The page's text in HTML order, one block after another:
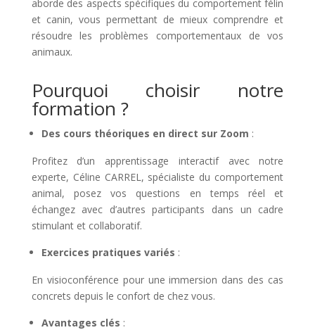
aborde des aspects spécifiques du comportement félin
et canin, vous permettant de mieux comprendre et
résoudre les problèmes comportementaux de vos
animaux.
Pourquoi choisir notre
formation ?
Des cours théoriques en direct sur Zoom :
Profitez d’un apprentissage interactif avec notre
experte, Céline CARREL, spécialiste du comportement
animal, posez vos questions en temps réel et
échangez avec d’autres participants dans un cadre
stimulant et collaboratif.
Exercices pratiques variés :
En visioconférence pour une immersion dans des cas
concrets depuis le confort de chez vous.
Avantages clés :